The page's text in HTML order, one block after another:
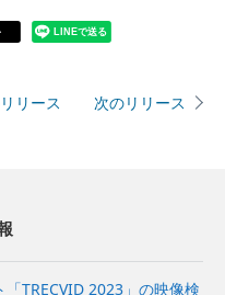
LINEで送る
リース 次のリリース
TRECVID 2023」の映像検